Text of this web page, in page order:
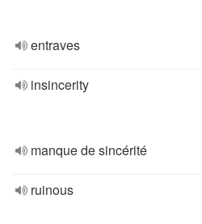
entraves
insincerity
manque de sincérité
ruinous